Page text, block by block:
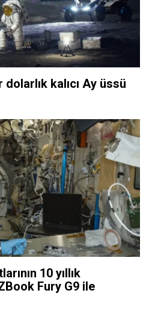
dolarlık kalıcı Ay üssü
10 yıllık
Fury G9 ile